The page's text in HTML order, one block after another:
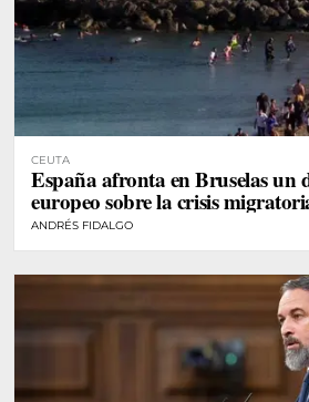
CEUTA
España afronta en Bruselas un
europeo sobre la crisis
ANDRÉS FIDALGO